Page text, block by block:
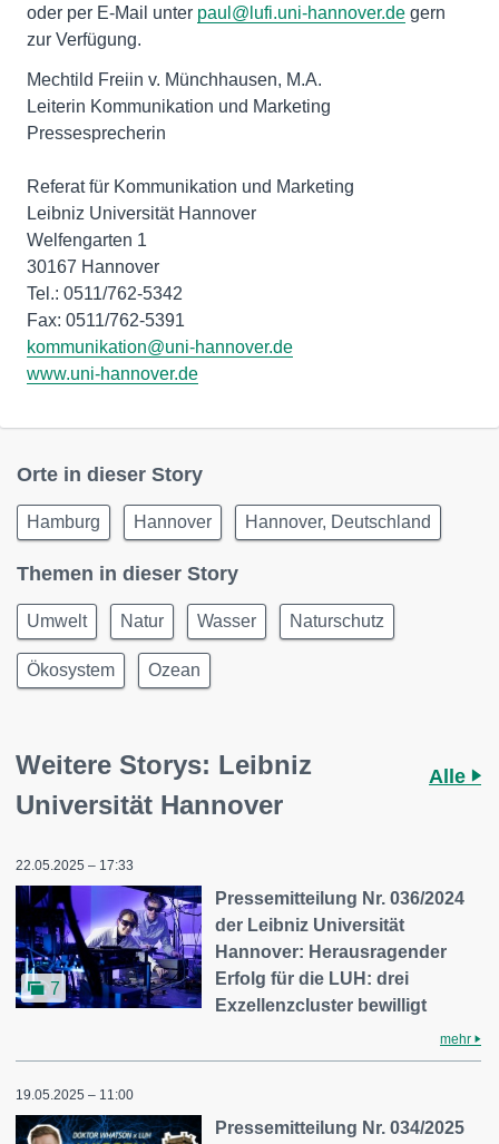
oder per E-Mail unter paul@lufi.uni-hannover.de gern
zur Verfügung.
Mechtild Freiin v. Münchhausen, M.A.
Leiterin Kommunikation und Marketing
Pressesprecherin
Referat für Kommunikation und Marketing
Leibniz Universität Hannover
Welfengarten 1
30167 Hannover
Tel.: 0511/762-5342
kommunikation@uni-hannover.de
www.uni-hannover.de
Orte in dieser Story
Hamburg Hannover Hannover, Deutschland
Themen in dieser Story
Umwelt Natur Wasser Naturschutz
Ökosystem Ozean
Weitere Storys: Leibniz
Universität Hannover
Alle
22.05.2025 – 17:33
7
Pressemitteilung Nr. 036/2024
der Leibniz Universität
Hannover: Herausragender
Erfolg für die LUH: drei
Exzellenzcluster bewilligt
mehr
19.05.2025 – 11:00
Pressemitteilung Nr. 034/2025